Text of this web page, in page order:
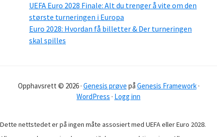
UEFA Euro 2028 Finale: Alt du trenger å vite om den
største turneringen i Europa
Euro 2028: Hvordan få billetter & Der turneringen
skal spilles
Opphavsrett © 2026 · Genesis prøve på Genesis Framework·
WordPress · Logg inn
Dette nettstedet er på ingen måte assosiert med UEFA eller Euro 2028.